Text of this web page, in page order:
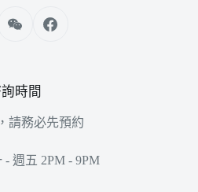
時間
請務必先預約
- 週五 2PM - 9PM